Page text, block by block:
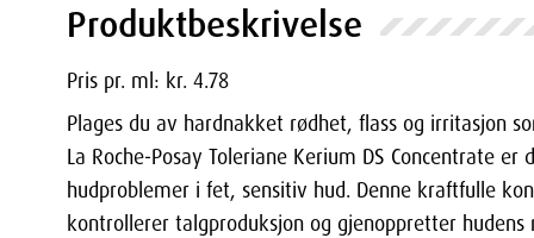
Produktbeskrivelse
Pris pr. ml: kr. 4.78
Plages du av hardnakket rødhet, flass og irritasjon
La Roche-Posay Toleriane Kerium DS Concentrate
hudproblemer i fet, sensitiv hud. Denne kraftfulle
kontrollerer talgproduksjon og gjenoppretter hudens